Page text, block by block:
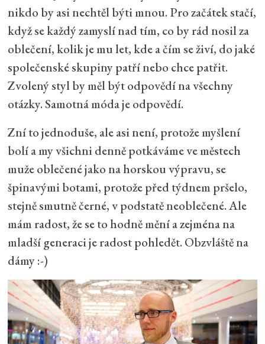
nikdo by asi nechtěl býti mnou. Pro začátek stačí,
když se každý zamyslí nad tím, co by rád nosil za
oblečení, kolik je mu let, kde a čím se živí, do jaké
společenské skupiny patří nebo chce patřit.
Zvolený styl by měl být odpovědí na všechny
otázky. Samotná móda je odpovědí.
Zní to jednoduše, ale asi není, protože myšlení
bolí a my všichni denně potkáváme ve městech
muže oblečené jako na horskou výpravu, se
špinavými botami, protože před týdnem pršelo,
stejně smutně černé, v podstatě neoblečené. Ale
mám radost, že se to hodně mění a zejména na
mladší generaci je radost pohledět. Obzvláště na
dámy :-)